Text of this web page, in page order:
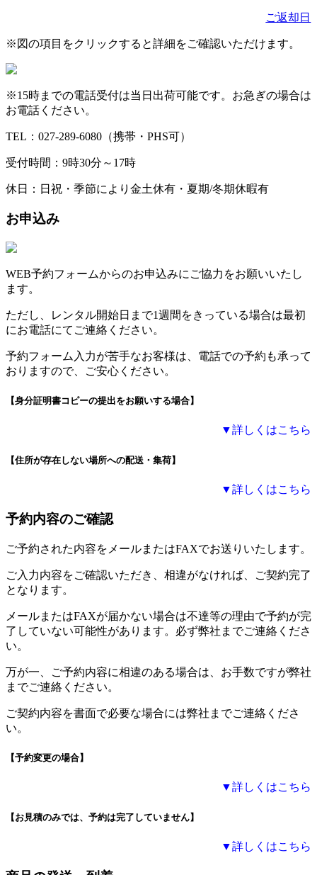
ご返却日
図の項目をクリックすると詳細をご確認いただけます。
15時までの電話受付は当日出荷可能です。お急ぎの場合は
お電話ください。
TEL：027-289-6080（携帯・PHS可）
受付時間：9時30分～17時
休日：日祝・季節により金土休有・夏期/冬期休暇有
お申込み
WEB予約フォームからのお申込みにご協力をお願いいたし
ます。
ただし、レンタル開始日まで1週間をきっている場合は最初
にお電話にてご連絡ください。
予約フォーム入力が苦手なお客様は、電話での予約も承って
おりますので、ご安心ください。
【身分証明書コピーの提出をお願いする場合】
▼詳しくはこちら
【住所が存在しない場所への配送・集荷】
▼詳しくはこちら
予約内容のご確認
ご予約された内容をメールまたはFAXでお送りいたします。
ご入力内容をご確認いただき、相違がなければ、ご契約完了
となります。
メールまたはFAXが届かない場合は不達等の理由で予約が完
了していない可能性があります。必ず弊社までご連絡くださ
い。
万が一、ご予約内容に相違のある場合は、お手数ですが弊社
までご連絡ください。
ご契約内容を書面で必要な場合には弊社までご連絡くださ
い。
【予約変更の場合】
▼詳しくはこちら
【お見積のみでは、予約は完了していません】
▼詳しくはこちら